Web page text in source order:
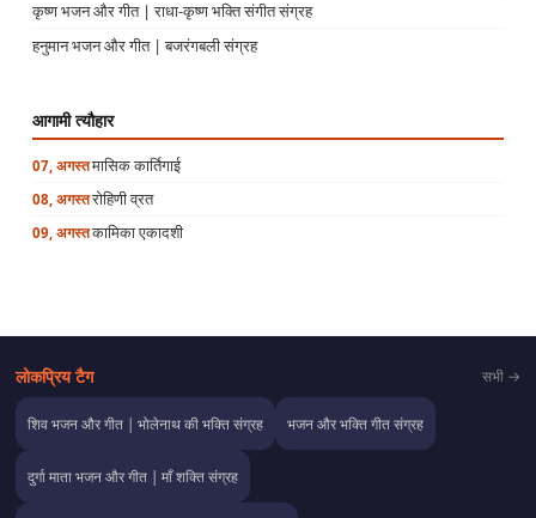
कृष्ण भजन और गीत | राधा-कृष्ण भक्ति संगीत संग्रह
हनुमान भजन और गीत | बजरंगबली संग्रह
आगामी त्यौहार
07, अगस्तमासिक कार्तिगाई
08, अगस्तरोहिणी व्रत
09, अगस्तकामिका एकादशी
लोकप्रिय टैग सभी →
शिव भजन और गीत | भोलेनाथ की भक्ति संग्रह भजन और भक्ति गीत संग्रह
दुर्गा माता भजन और गीत | माँ शक्ति संग्रह